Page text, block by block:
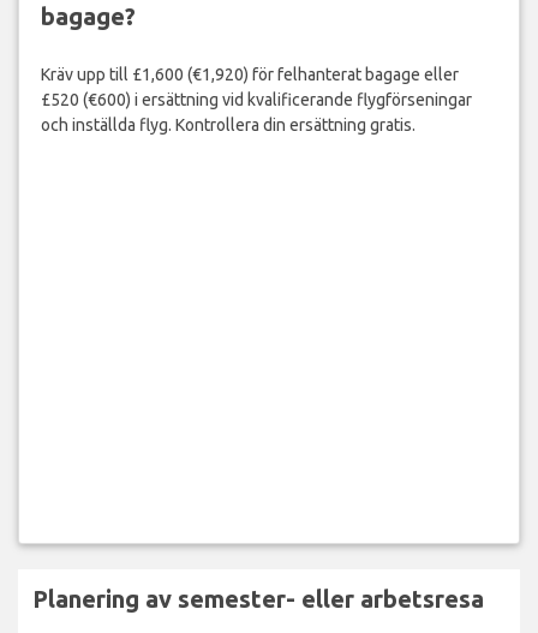
bagage?
Kräv upp till £1,600 (€1,920) för felhanterat bagage eller
£520 (€600) i ersättning vid kvalificerande flygförseningar
och inställda flyg. Kontrollera din ersättning gratis.
Planering av semester- eller arbetsresa